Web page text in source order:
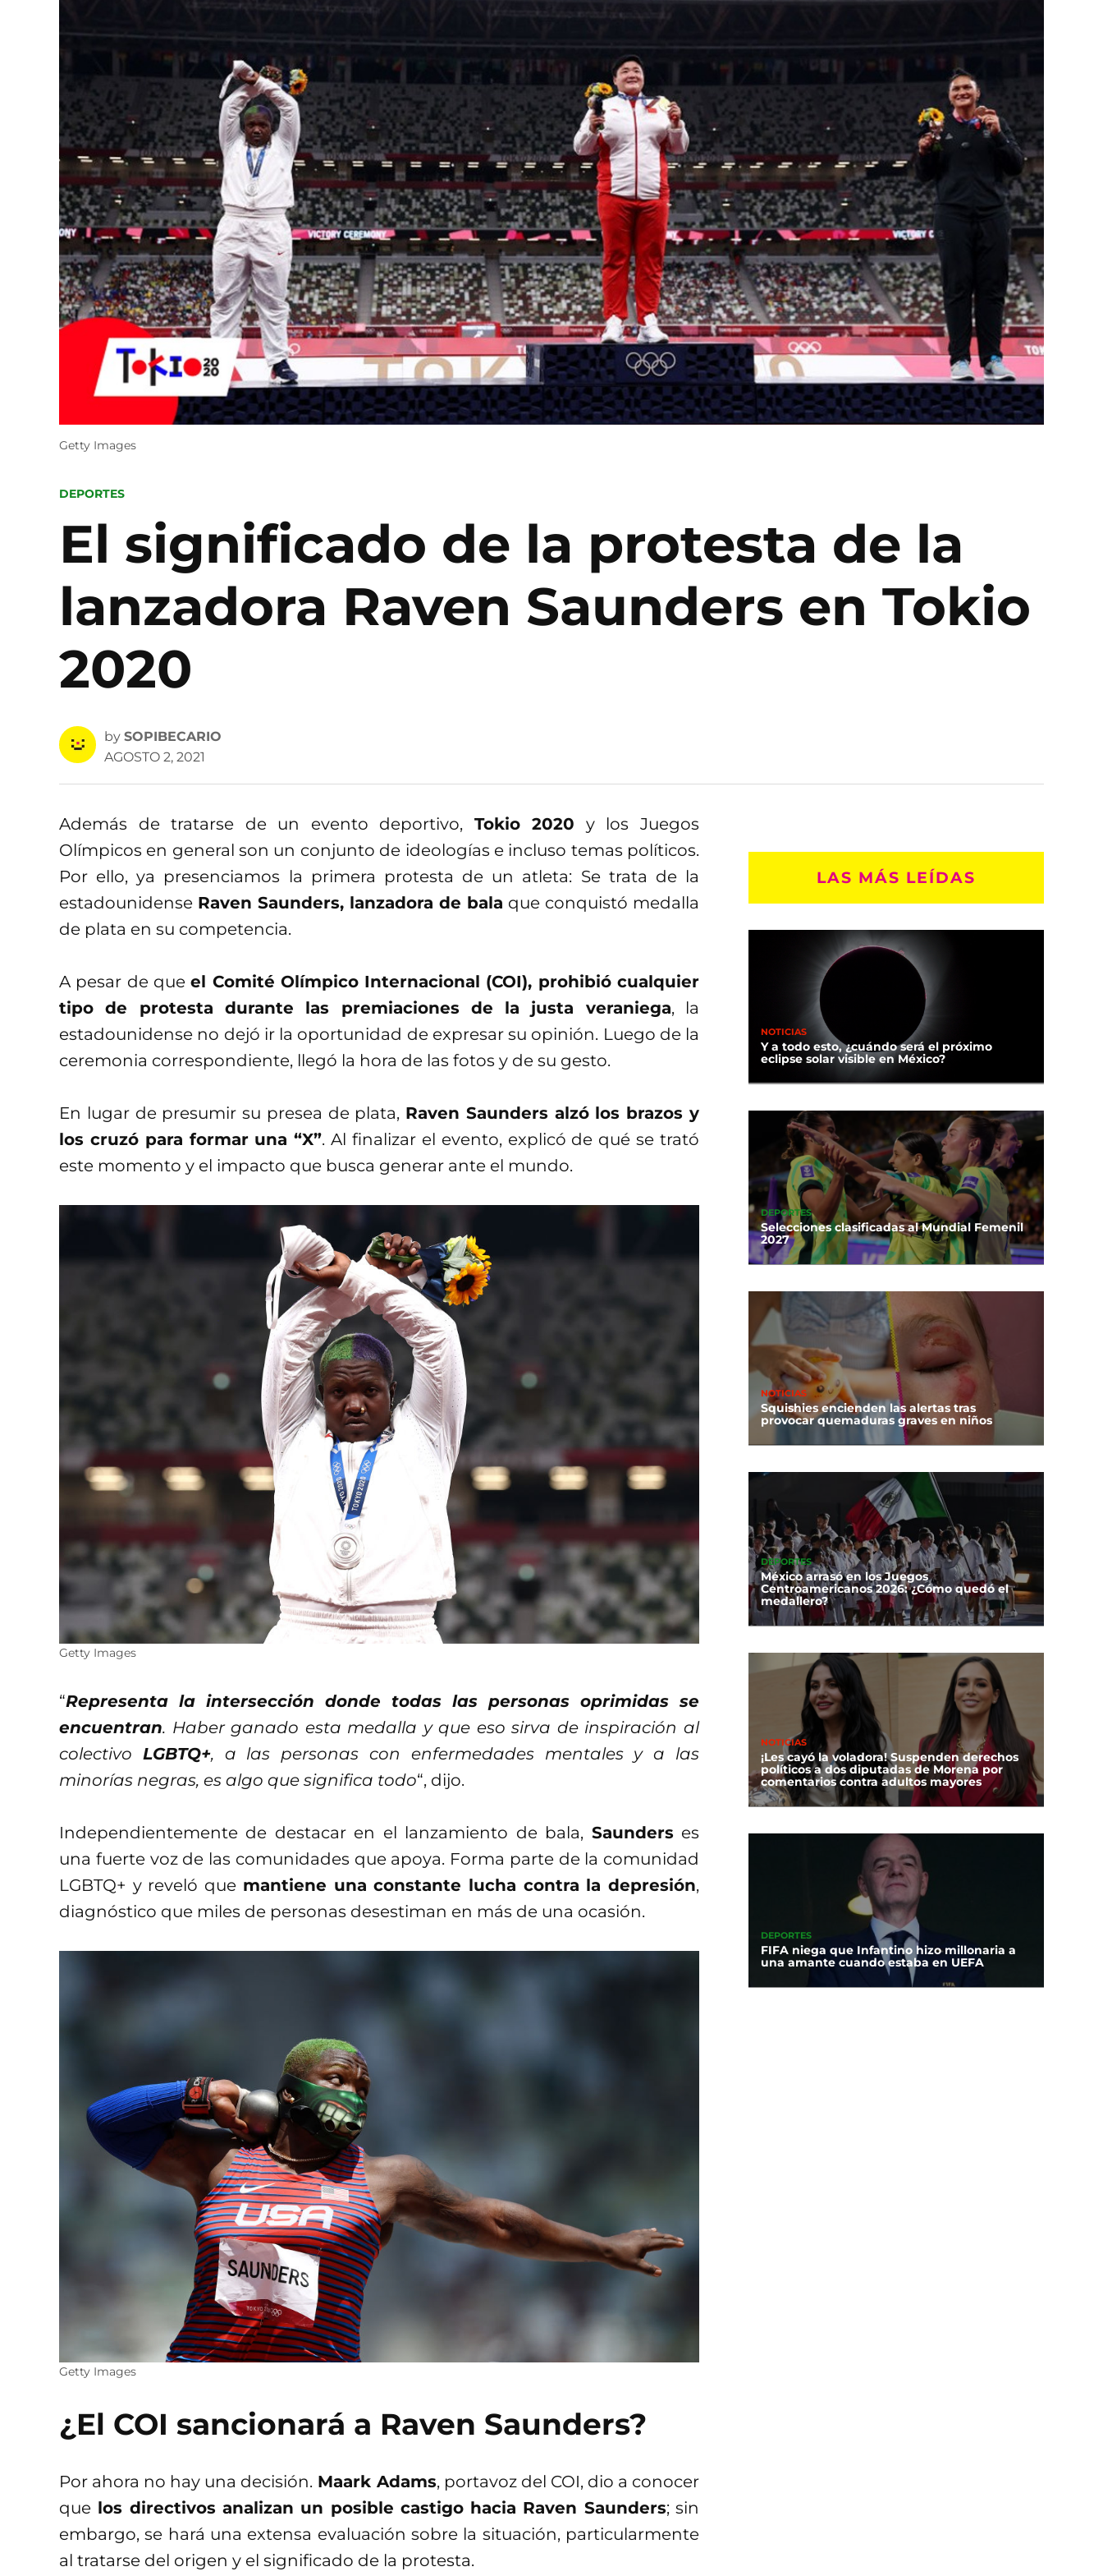
Getty Images
POSTED
DEPORTES
El significado de la protesta de la
lanzadora Raven Saunders en Tokio
2020
by SOPIBECARIO
AGOSTO 2, 2021
Además de tratarse de un evento deportivo, Tokio 2020 y los Juegos
Olímpicos en general son un conjunto de ideologías e incluso temas políticos.
Por ello, ya presenciamos la primera protesta de un atleta: Se trata de la
estadounidense Raven Saunders, lanzadora de bala que conquistó medalla
de plata en su competencia.
A pesar de queel Comité Olímpico Internacional (COI), prohibió cualquier
tipo de protesta durante las premiaciones de la justa veraniega, la
estadounidense no dejó ir la oportunidad de expresar su opinión. Luego de la
ceremonia correspondiente, llegó la hora de las fotos y de su gesto.
En lugar de presumir su presea de plata, Raven Saunders alzó los brazos y
los cruzó para formar una “X”. Al finalizar el evento, explicó de qué se trató
este momento y el impacto que busca generar ante el mundo.
Getty Images
“Representa la intersección donde todas las personas oprimidas se
encuentran. Haber ganado esta medalla y que eso sirva de inspiración al
colectivo LGBTQ+, a las personas con enfermedades mentales y a las
minorías negras, es algo que significa todo“, dijo.
Independientemente de destacar en el lanzamiento de bala, Saunderses
una fuerte voz de las comunidades que apoya. Forma parte de la comunidad
LGBTQ+ y reveló que mantiene una constante lucha contra la depresión,
diagnóstico que miles de personas desestiman en más de una ocasión.
Getty Images
¿El COI sancionará a Raven Saunders?
Por ahora no hay una decisión. Maark Adams, portavoz del COI, dio a conocer
que los directivos analizan un posible castigo hacia Raven Saunders; sin
embargo, se hará una extensa evaluación sobre la situación, particularmente
al tratarse del origen y el significado de la protesta.
LAS MÁS LEÍDAS
NOTICIAS
Y a todo esto, ¿cuándo será el próximo
eclipse solar visible en México?
DEPORTES
Selecciones clasificadas al Mundial Femenil
2027
NOTICIAS
Squishies encienden las alertas tras
provocar quemaduras graves en niños
DEPORTES
México arrasó en los Juegos
Centroamericanos 2026: ¿Cómo quedó el
medallero?
NOTICIAS
¡Les cayó la voladora! Suspenden derechos
políticos a dos diputadas de Morena por
comentarios contra adultos mayores
DEPORTES
FIFA niega que Infantino hizo millonaria a
una amante cuando estaba en UEFA